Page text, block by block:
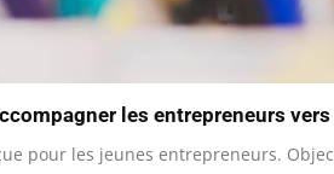
les entrepreneurs
pour les jeunes entrepreneurs.